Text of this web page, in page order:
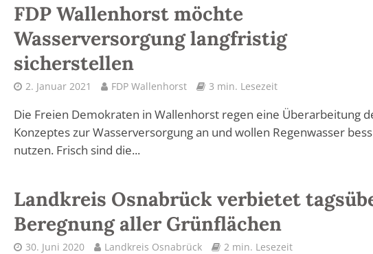
FDP Wallenhorst möchte
Wasserversorgung langfristig
sicherstellen
2. Januar 2021 FDP Wallenhorst 3 min. Lesezeit
Die Freien Demokraten in Wallenhorst regen eine Überarbeitung
Konzeptes zur Wasserversorgung an und wollen Regenwasser
nutzen. Frisch sind die...
Landkreis Osnabrück verbietet
Beregnung aller Grünflächen
30. Juni 2020 Landkreis Osnabrück 2 min. Lesezeit